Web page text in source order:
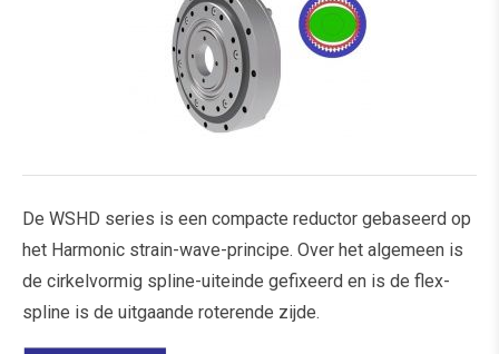
De WSHD series is een compacte reductor gebaseerd op
het Harmonic strain-wave-principe. Over het algemeen is
de cirkelvormig spline-uiteinde gefixeerd en is de flex-
spline is de uitgaande roterende zijde.